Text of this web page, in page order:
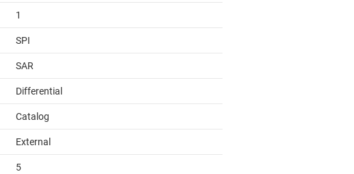
1
SPI
SAR
Differential
Catalog
External
5